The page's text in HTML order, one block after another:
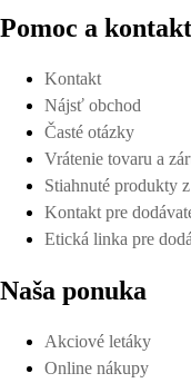
Pomoc a kontakt
Kontakt
Nájsť obchod
Časté otázky
Vrátenie tovaru a
Stiahnuté produkty
Kontakt pre
Etická linka pre
Naša ponuka
Akciové letáky
Online nákupy